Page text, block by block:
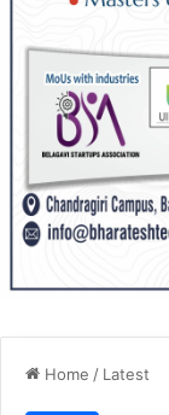
Home / Latest